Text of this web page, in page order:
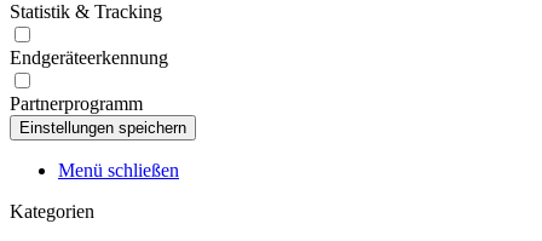
Statistik & Tracking
Endgeräteerkennung
Partnerprogramm
Menü schließen
Kategorien